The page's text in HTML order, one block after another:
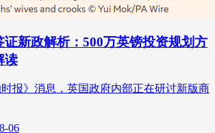
新政解析：500万英镑投资规划方
读
报》消息，英国政府内部正在研讨新版商
06